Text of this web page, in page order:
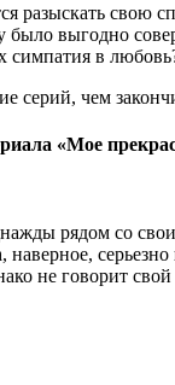
разыскать свою
было выгодно
симпатия в
«Мое
рядом со
не говорит